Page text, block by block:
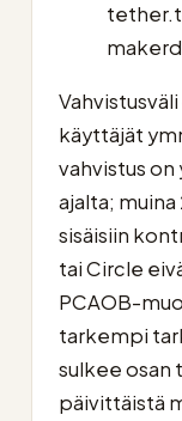
käyttäjät
vahvistus on
ajalta;
sisäisiin
tai Circle
PCAOB-
tarkempi
sulkee osan
päivittäistä